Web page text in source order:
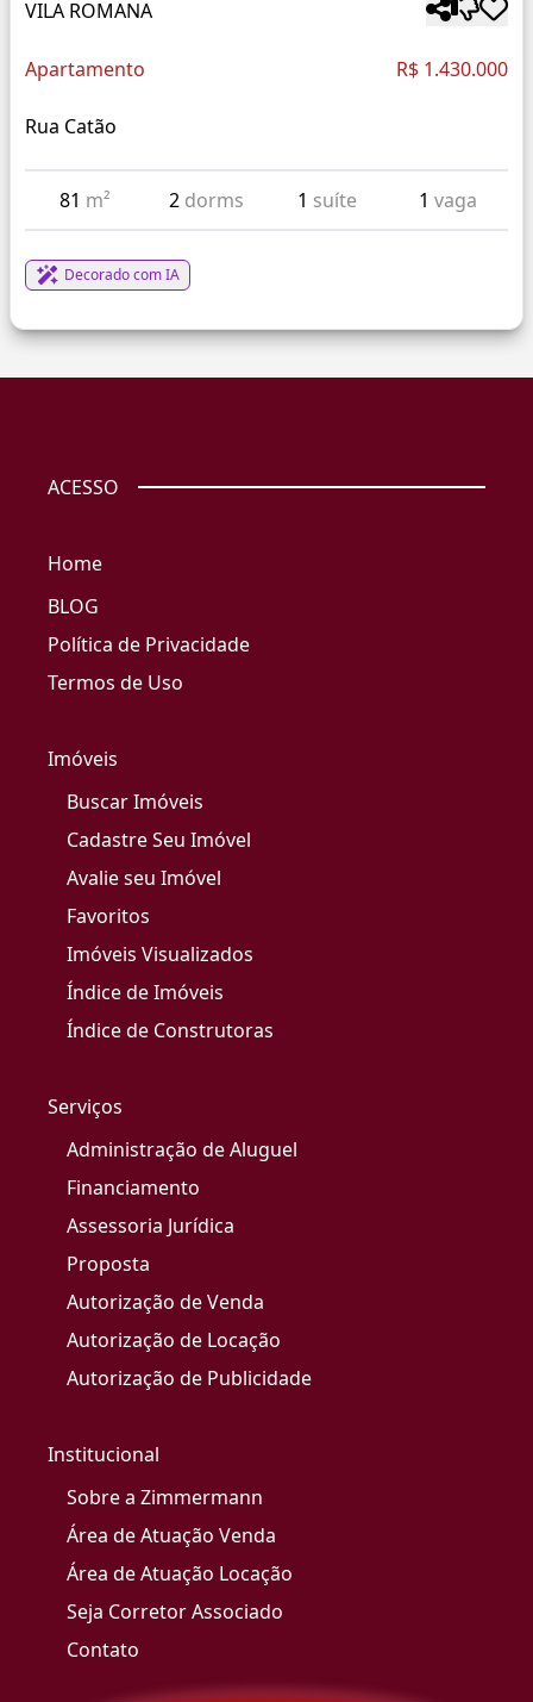
VILA ROMANA
Apartamento R$ 1.430.000
Rua Catão
81 m² 2 dorms 1 suíte 1 vaga
Decorado com IA
ACESSO
Home
BLOG
Política de Privacidade
Termos de Uso
Imóveis
Buscar Imóveis
Cadastre Seu Imóvel
Avalie seu Imóvel
Favoritos
Imóveis Visualizados
Índice de Imóveis
Índice de Construtoras
Serviços
Administração de Aluguel
Financiamento
Assessoria Jurídica
Proposta
Autorização de Venda
Autorização de Locação
Autorização de Publicidade
Institucional
Sobre a Zimmermann
Área de Atuação Venda
Área de Atuação Locação
Seja Corretor Associado
Contato